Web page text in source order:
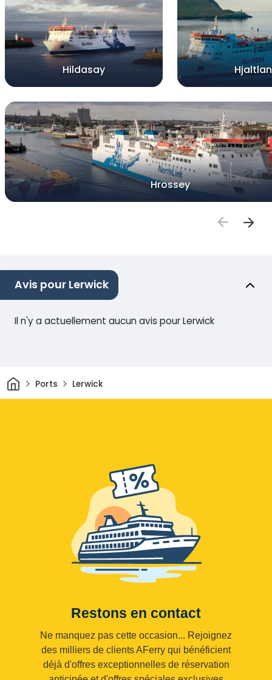
Hildasay
Hrossey
Avis pour Lerwick
Il n'y a actuellement aucun avis pour Lerwick
Maison
Ports Lerwick
Restons en contact
Ne manquez pas cette occasion... Rejoignez
des milliers de clients AFerry qui bénéficient
déjà d'offres exceptionnelles de réservation